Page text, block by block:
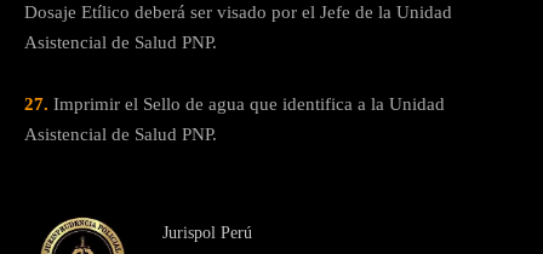
Dosaje Etílico deberá ser visado por el Jefe de la Unidad
Asistencial de Salud PNP.
27. Imprimir el Sello de agua que identifica a la Unidad
Asistencial de Salud PNP.
Jurispol Perú